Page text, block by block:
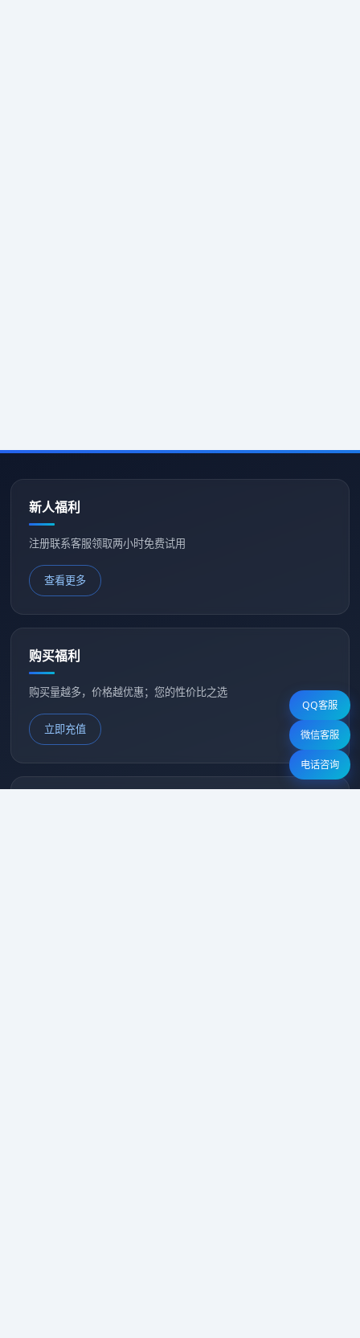
新人福利
注册联系客服领取两小时免费试用
查看更多
购买福利
购买量越多，价格越优惠；您的性价比之选
立即充值
QQ客服
微信客服
电话咨询